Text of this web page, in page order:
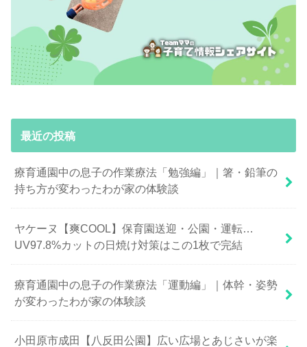
最近の投稿
療育通園中の息子の作業療法「勉強編」｜箸・鉛筆の
持ち方が変わったわが家の体験談
ヤケーヌ【爽COOL】保育園送迎・公園・運転…
UV97.8%カットの日焼け対策はこの1枚で完結
療育通園中の息子の作業療法「運動編」｜体幹・姿勢
が変わったわが家の体験談
小田原市成田【八反田公園】広い広場とあじさいが楽